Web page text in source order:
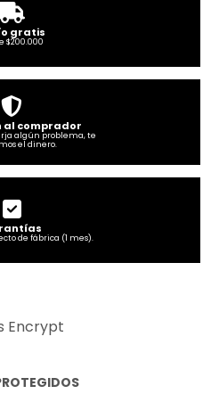
gratis
$200.000
al comprador
algún problema, te
el dinero.
de fábrica (1 mes).